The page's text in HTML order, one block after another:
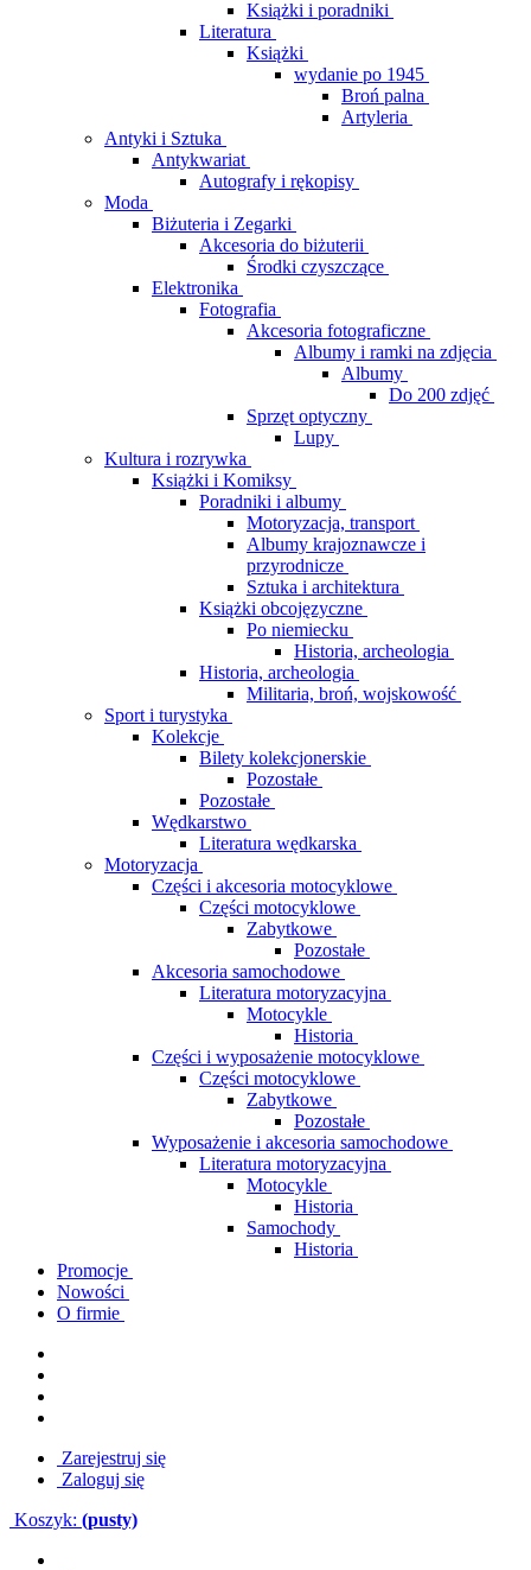
Książki i poradniki
Literatura
Książki
wydanie po 1945
Broń palna
Artyleria
Antyki i Sztuka
Antykwariat
Autografy i rękopisy
Moda
Biżuteria i Zegarki
Akcesoria do biżuterii
Środki czyszczące
Elektronika
Fotografia
Akcesoria fotograficzne
Albumy i ramki na zdjęcia
Albumy
Do 200 zdjęć
Sprzęt optyczny
Lupy
Kultura i rozrywka
Książki i Komiksy
Poradniki i albumy
Motoryzacja, transport
Albumy krajoznawcze i
przyrodnicze
Sztuka i architektura
Książki obcojęzyczne
Po niemiecku
Historia, archeologia
Historia, archeologia
Militaria, broń, wojskowość
Sport i turystyka
Kolekcje
Bilety kolekcjonerskie
Pozostałe
Pozostałe
Wędkarstwo
Literatura wędkarska
Motoryzacja
Części i akcesoria motocyklowe
Części motocyklowe
Zabytkowe
Pozostałe
Akcesoria samochodowe
Literatura motoryzacyjna
Motocykle
Historia
Części i wyposażenie motocyklowe
Części motocyklowe
Zabytkowe
Pozostałe
Wyposażenie i akcesoria samochodowe
Literatura motoryzacyjna
Motocykle
Historia
Samochody
Historia
Promocje
Nowości
O firmie
Zarejestruj się
Zaloguj się
Koszyk: (pusty)